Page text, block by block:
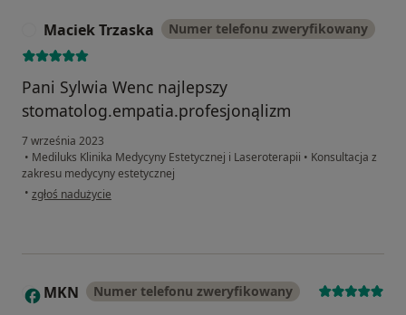
Maciek Trzaska Numer telefonu zweryfikowany
Pani Sylwia Wenc najlepszy
stomatolog.empatia.profesjonąlizm
7 września 2023
• Mediluks Klinika Medycyny Estetycznej i Laseroterapii • Konsultacja z
zakresu medycyny estetycznej
• w opinii użytkownika Maciek Trzaska
zgłoś nadużycie
M MKN Numer telefonu zweryfikowany